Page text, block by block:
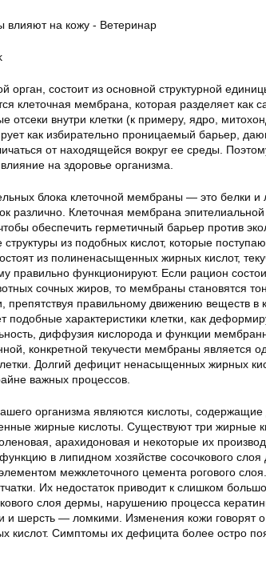
орган, состоит из основной структурной
клеточная мембрана, которая разделяет как
отсеки внутри клетки (к примеру, ядро,
как избирательно проницаемый барьер,
от находящейся вокруг ее среды.
на здоровье организма.
блока клеточной мембраны — это белки
различно. Клеточная мембрана эпителиальной
обеспечить герметичный барьер против
структуры из подобных кислот, которые
из полиненасыщенных жирных кислот,
правильно функционируют. Если рацион
сочных жиров, то мембраны становятся
препятствуя правильному движению веществ в
характеристики клетки, как
диффузия кислорода и функции
конкретной текучести мембраны является
Долгий дефицит ненасыщенных жирных
важных процессов.
организма являются кислоты,
жирные кислоты. Существуют три жирные
арахидоновая и некоторые их
в липидном хозяйстве сосочкового
межклеточного цемента рогового
Их недостаток приводит к слишком
слоя дермы, нарушению процесса
и шерсть — ломкими. Изменения кожи говорят
кислот. Симптомы их дефицита более остро